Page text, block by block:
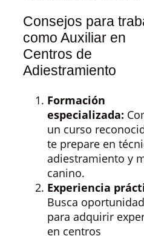
Consejos para
como Auxiliar en
Centros de
Adiestramiento
Formación
especializada:
un curso
te prepare en
adiestramiento y
canino.
Experiencia
Busca
para adquirir
en centros